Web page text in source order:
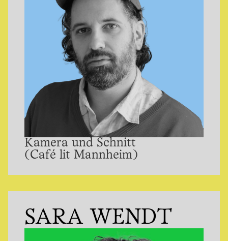
Kamera und Schnitt
(Café lit Mannheim)
SARA WENDT